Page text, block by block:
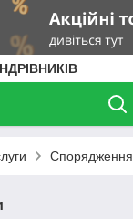
Спорядження